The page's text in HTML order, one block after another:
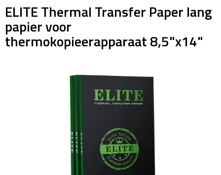
ELITE Thermal Transfer Paper lang
papier voor
thermokopieerapparaat 8,5"x14"